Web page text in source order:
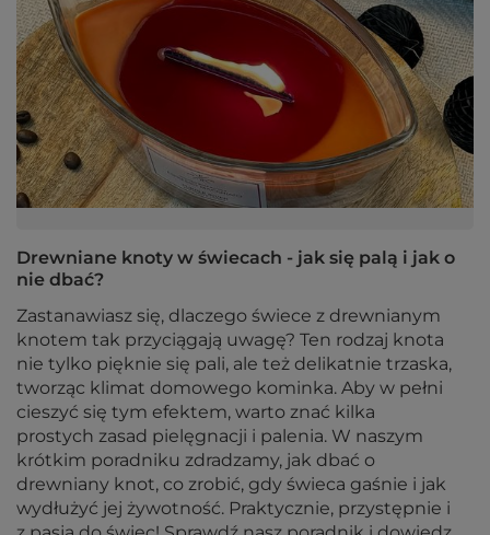
Drewniane knoty w świecach - jak się palą i jak o
nie dbać?
Zastanawiasz się, dlaczego świece z drewnianym
knotem tak przyciągają uwagę? Ten rodzaj knota
nie tylko pięknie się pali, ale też delikatnie trzaska,
tworząc klimat domowego kominka. Aby w pełni
cieszyć się tym efektem, warto znać kilka
prostych zasad pielęgnacji i palenia. W naszym
krótkim poradniku zdradzamy, jak dbać o
drewniany knot, co zrobić, gdy świeca gaśnie i jak
wydłużyć jej żywotność. Praktycznie, przystępnie i